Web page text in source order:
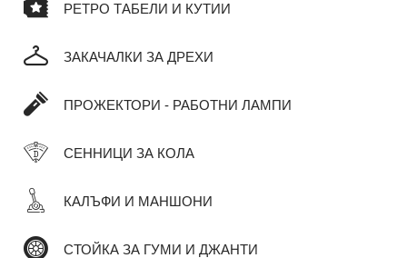
РЕТРО ТАБЕЛИ И КУТИИ
ЗАКАЧАЛКИ ЗА ДРЕХИ
ПРОЖЕКТОРИ - РАБОТНИ ЛАМПИ
СЕННИЦИ ЗА КОЛА
КАЛЪФИ И МАНШОНИ
СТОЙКА ЗА ГУМИ И ДЖАНТИ